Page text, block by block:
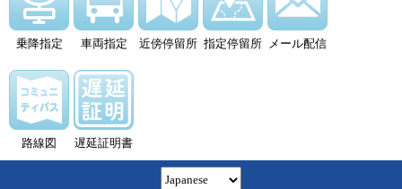
乗降指定 車両指定 近傍停留所 指定停留所 メール配信
路線図 遅延証明書